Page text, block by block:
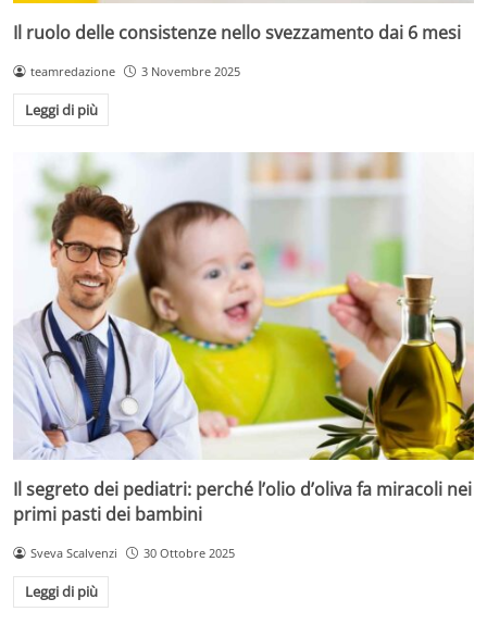
Il ruolo delle consistenze nello svezzamento dai 6 mesi
teamredazione 3 Novembre 2025
Leggi di più
Il segreto dei pediatri: perché l’olio d’oliva fa miracoli nei
primi pasti dei bambini
Sveva Scalvenzi 30 Ottobre 2025
Leggi di più